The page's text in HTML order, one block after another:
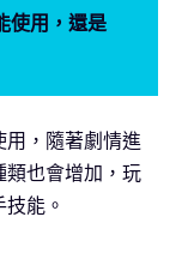
使用，還是
用，隨著劇情進
類也會增加，玩
能。